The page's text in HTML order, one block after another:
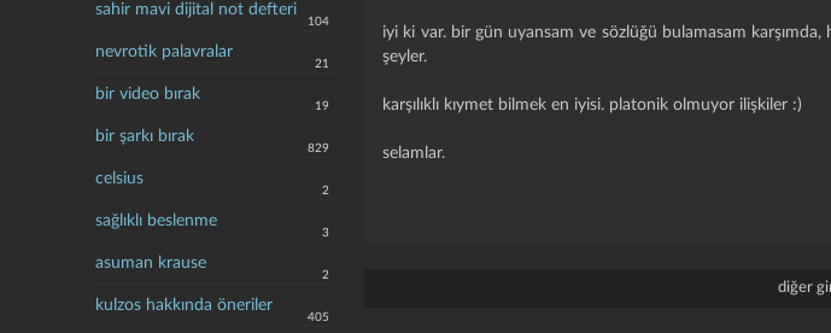
sahir mavi dijital not defteri
104
nevrotik palavralar
21
bir video bırak
19
bir şarkı bırak
829
celsius
2
sağlıklı beslenme
3
asuman krause
2
kulzos hakkında öneriler
405
iyi ki var. bir gün uyansam ve sözlüğü bulamasam
şeyler.
karşılıklı kıymet bilmek en iyisi. platonik olmuyor ilişkiler :)
selamlar.
diğer